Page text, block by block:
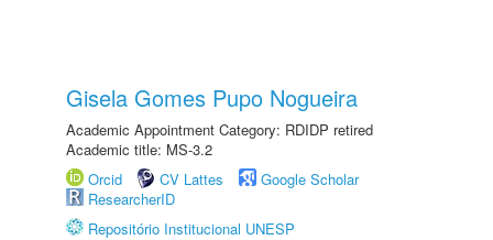
Gisela Gomes Pupo Nogueira
Academic Appointment Category: RDIDP retired
Academic title: MS-3.2
Orcid
CV Lattes
Google Scholar
ResearcherID
Repositório Institucional UNESP